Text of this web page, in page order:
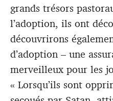
grands trésors
l’adoption, ils ont
découvrirons
d’adoption – une
merveilleux pour les
« Lorsqu’ils sont